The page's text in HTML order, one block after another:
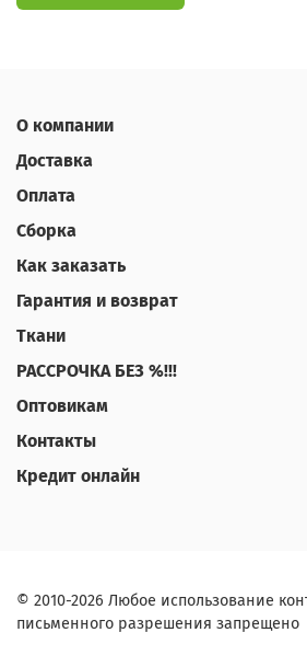
О компании
Доставка
Оплата
Сборка
Как заказать
Гарантия и возврат
Ткани
РАССРОЧКА БЕЗ %!!!
Оптовикам
Контакты
Кредит онлайн
© 2010-2026 Любое использование
письменного разрешения запрещено